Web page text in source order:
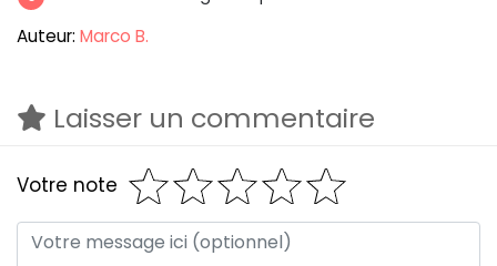
Auteur: Marco B.
Laisser un commentaire
Votre note